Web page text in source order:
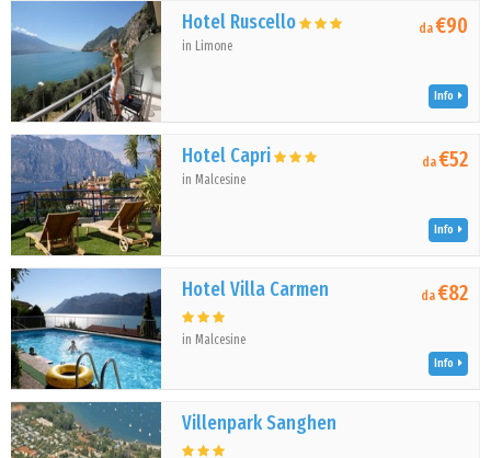
Hotel Ruscello
in Limone
da€90
Info
Hotel Capri
in Malcesine
da€52
Info
Hotel Villa Carmen
in Malcesine
da€82
Info
Villenpark Sanghen